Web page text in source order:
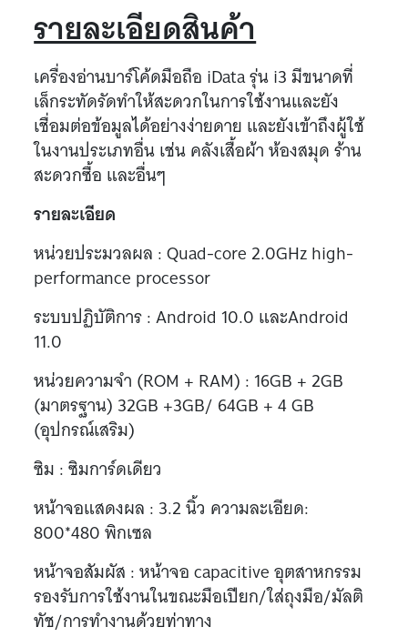
รายละเอียดสินค้า
เครื่องอ่านบาร์โค้ดมือถือ iData รุ่น i3 มีขนาดที่
เล็กระทัดรัดทำให้สะดวกในการใช้งานและยัง
เชื่อมต่อข้อมูลได้อย่างง่ายดาย และยังเข้าถึงผู้ใช้
ในงานประเภทอื่น เช่น คลังเสื้อผ้า ห้องสมุด ร้าน
สะดวกซื้อ และอื่นๆ
รายละเอียด
หน่วยประมวลผล : Quad-core 2.0GHz high-
performance processor
ระบบปฏิบัติการ : Android 10.0 และAndroid
11.0
หน่วยความจำ (ROM + RAM) : 16GB + 2GB
(มาตรฐาน) 32GB +3GB/ 64GB + 4 GB
(อุปกรณ์เสริม)
ซิม : ซิมการ์ดเดียว
หน้าจอแสดงผล : 3.2 นิ้ว ความละเอียด:
800*480 พิกเซล
หน้าจอสัมผัส : หน้าจอ capacitive อุตสาหกรรม
รองรับการใช้งานในขณะมือเปียก/ใส่ถุงมือ/มัลติ
ทัช/การทำงานด้วยท่าทาง